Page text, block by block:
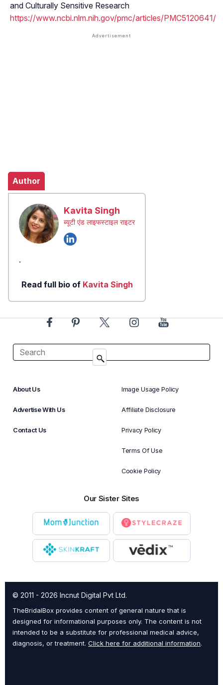
and Culturally Sensitive Research
https://www.ncbi.nlm.nih.gov/pmc/articles/PMC5120641/
Author
Kavita Singh
ब्यूटी एंड लाइफस्टाइल राइटर
.
Read full bio of Kavita Singh
About Us
Advertise With Us
Contact Us
Image Usage Policy
Affiliate Disclosure
Privacy Policy
Terms Of Use
Cookie Policy
Our Sister Sites
© 2011 - 2026 Incnut Digital Pvt Ltd.
TheBridalBox provides content of general nature that is
designed for informational purposes only. The content is not
intended to be a substitute for professional medical advice,
diagnosis, or treatment. Click here for additional information.